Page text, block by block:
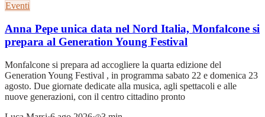
Eventi
Anna Pepe unica data nel Nord Italia, Monfalcone si
prepara al Generation Young Festival
Monfalcone si prepara ad accogliere la quarta edizione del
Generation Young Festival , in programma sabato 22 e domenica 23
agosto. Due giornate dedicate alla musica, agli spettacoli e alle
nuove generazioni, con il centro cittadino pronto